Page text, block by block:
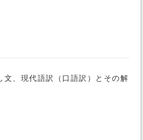
文、現代語訳（口語訳）とその解